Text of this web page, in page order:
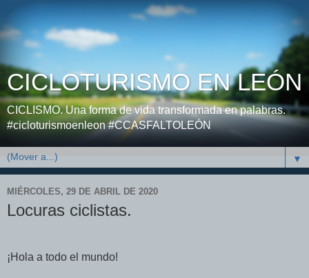
CICLOTURISMO EN LEÓN
CICLISMO. Una forma de vida transformada en palabras.
#cicloturismoenleon #CCASFALTOLEÓN
▼
MIÉRCOLES, 29 DE ABRIL DE 2020
Locuras ciclistas.
¡Hola a todo el mundo!